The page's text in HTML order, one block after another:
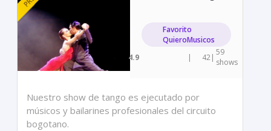
Favorito
QuieroMusicos
4.9
| 42| 59
shows
Nuestro show de tango es ejecutado por
músicos y bailarines profesionales del circuito
bogotano.